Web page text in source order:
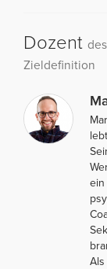
Dozent
Zieldefinition
ein